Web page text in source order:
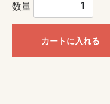
数量
カートに入れる